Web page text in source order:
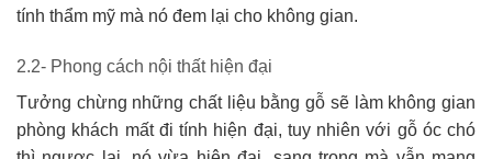
tính thẩm mỹ mà nó đem lại cho không gian.
2.2- Phong cách nội thất hiện đại
Tưởng chừng những chất liệu bằng gỗ sẽ làm không gian
phòng khách mất đi tính hiện đại, tuy nhiên với gỗ óc chó